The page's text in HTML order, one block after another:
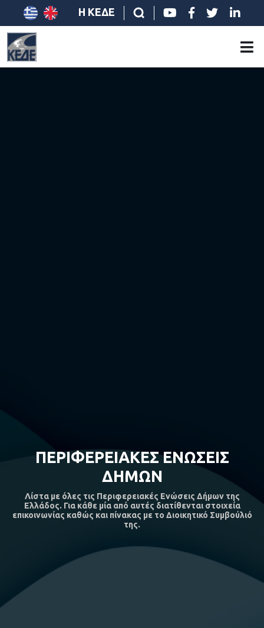
Η ΚΕΔΕ
ΠΕΡΙΦΕΡΕΙΑΚΕΣ ΕΝΩΣΕΙΣ
ΔΗΜΩΝ
Λίστα με όλες τις Περιφερειακές Ενώσεις Δήμων της
Ελλάδος. Για κάθε μία από αυτές διατίθενται στοιχεία
επικοινωνίας καθώς και πίνακας με το Διοικητικό Συμβούλιό
της.